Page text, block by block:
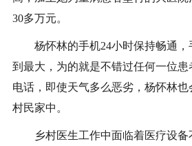
30多万元。
杨怀林的手机24小时保持畅通，
到最大，为的就是不错过任何一位
电话，即使天气多么恶劣，杨怀林也
村民家中。
乡村医生工作中面临着医疗设备